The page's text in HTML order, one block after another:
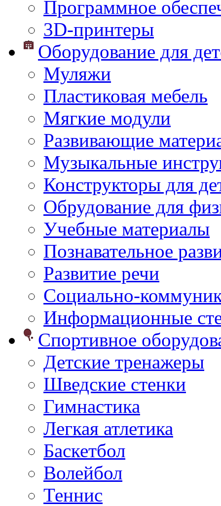
Программное
3D-принтеры
Оборудование для
Муляжи
Пластиковая мебель
Мягкие модули
Развивающие
Музыкальные
Конструкторы для
Обрудование для
Учебные материалы
Познавательное
Развитие речи
Социально-
Информационные
Спортивное
Детские тренажеры
Шведские стенки
Гимнастика
Легкая атлетика
Баскетбол
Волейбол
Теннис